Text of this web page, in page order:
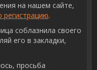
на нашем сайте,
регистрацию.
соблазнила своего
его в закладки,
просьба